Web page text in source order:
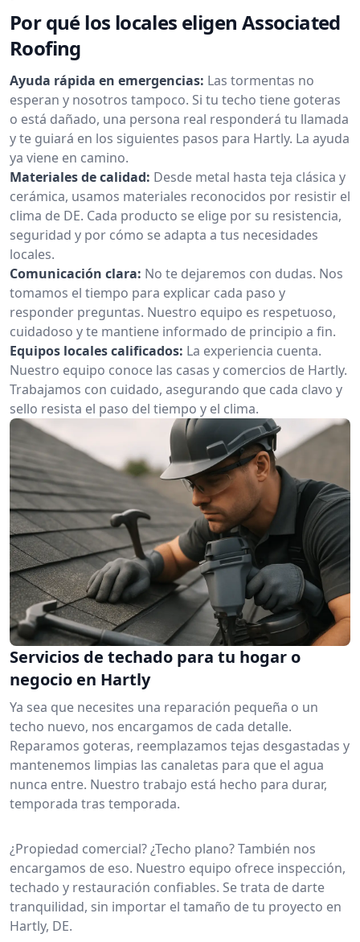
Por qué los locales eligen Associated
Roofing
Ayuda rápida en emergencias: Las tormentas no
esperan y nosotros tampoco. Si tu techo tiene goteras
o está dañado, una persona real responderá tu llamada
y te guiará en los siguientes pasos para Hartly. La ayuda
ya viene en camino.
Materiales de calidad: Desde metal hasta teja clásica y
cerámica, usamos materiales reconocidos por resistir el
clima de DE. Cada producto se elige por su resistencia,
seguridad y por cómo se adapta a tus necesidades
locales.
Comunicación clara: No te dejaremos con dudas. Nos
tomamos el tiempo para explicar cada paso y
responder preguntas. Nuestro equipo es respetuoso,
cuidadoso y te mantiene informado de principio a fin.
Equipos locales calificados: La experiencia cuenta.
Nuestro equipo conoce las casas y comercios de Hartly.
Trabajamos con cuidado, asegurando que cada clavo y
sello resista el paso del tiempo y el clima.
Servicios de techado para tu hogar o
negocio en Hartly
Ya sea que necesites una reparación pequeña o un
techo nuevo, nos encargamos de cada detalle.
Reparamos goteras, reemplazamos tejas desgastadas y
mantenemos limpias las canaletas para que el agua
nunca entre. Nuestro trabajo está hecho para durar,
temporada tras temporada.
¿Propiedad comercial? ¿Techo plano? También nos
encargamos de eso. Nuestro equipo ofrece inspección,
techado y restauración confiables. Se trata de darte
tranquilidad, sin importar el tamaño de tu proyecto en
Hartly, DE.